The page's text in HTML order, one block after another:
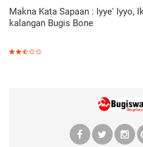
Makna Kata Sapaan : Iyye' Iyyo,
kalangan Bugis Bone